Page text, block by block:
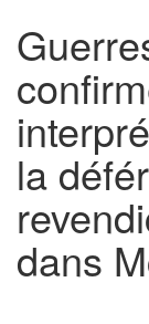
la
dans